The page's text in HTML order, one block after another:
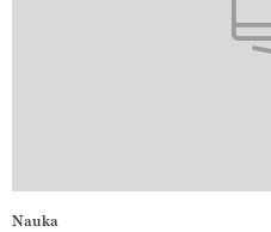
Nauka